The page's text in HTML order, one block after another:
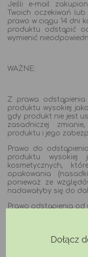
Jeśli e-mail
Twoich oczekiwań
prawo w ciągu 14 dni
produktu odstąpić
wymienić
WAŻNE:
Z prawa
produktu wysokiej
gdy produkt nie jest
zasadniczej
produktu i jego
Prawo do
produktu wysokiej
kosmetycznych,
opakowania
ponieważ ze
nadawałyby się do
Prawo odstąpienia od
wysokiej jakości
zostały
higienicznych;Dołącz